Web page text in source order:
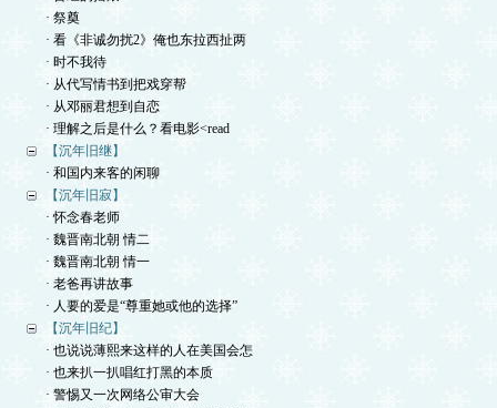
· 祭奠
· 看《非诚勿扰2》俺也东拉西扯两
· 时不我待
· 从代写情书到把戏穿帮
· 从邓丽君想到自恋
· 理解之后是什么？看电影<read
【沉年旧继】
· 和国内来客的闲聊
【沉年旧寂】
· 怀念春老师
· 魏晋南北朝 情二
· 魏晋南北朝 情一
· 老爸再讲故事
· 人要的爱是“尊重她或他的选择”
【沉年旧纪】
· 也说说薄熙来这样的人在美国会怎
· 也来扒一扒唱红打黑的本质
· 警惕又一次网络公审大会